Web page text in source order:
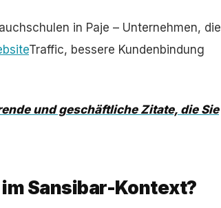
in Paje – Unternehmen, die
Traffic, bessere Kundenbindung
und geschäftliche Zitate, die Sie
Sansibar-Kontext?